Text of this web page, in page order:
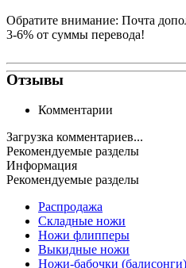
Обратите внимание: Почта
3-6% от суммы перевода!
Отзывы
Комментарии
Загрузка комментариев...
Рекомендуемые разделы
Информация
Рекомендуемые разделы
Распродажа
Складные ножи
Ножи флипперы
Выкидные ножи
Ножи-бабочки (балисонги)